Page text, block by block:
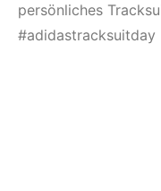
persönliches
#adidastracksuitday